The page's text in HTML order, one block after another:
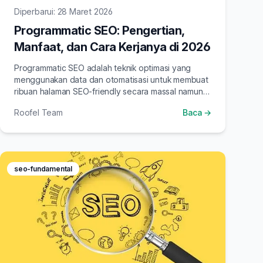
Diperbarui: 28 Maret 2026
Programmatic SEO: Pengertian,
Manfaat, dan Cara Kerjanya di 2026
Programmatic SEO adalah teknik optimasi yang
menggunakan data dan otomatisasi untuk membuat
ribuan halaman SEO-friendly secara massal namun
Roofel Team
Baca →
seo-fundamental